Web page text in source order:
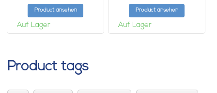
Product ansehen
Auf Lager
Product ansehen
Auf Lager
Product tags